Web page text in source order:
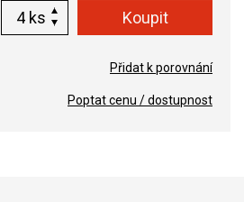
ks
Přidat k porovnání
Poptat cenu / dostupnost